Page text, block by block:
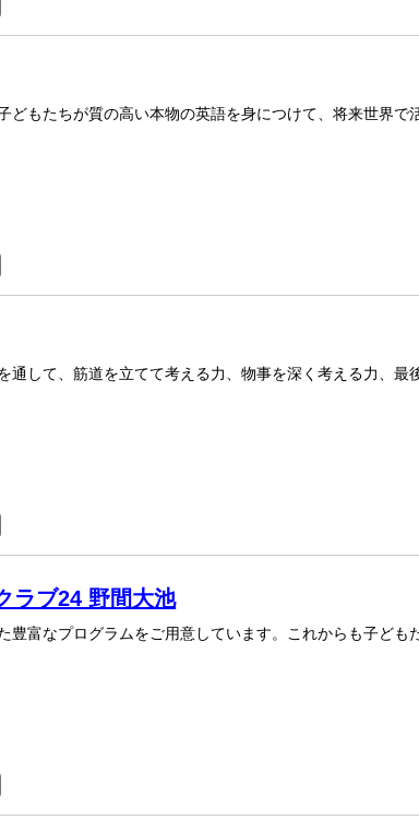
どもたちが質の高い本物の英語を身につけて、将来世界で
通して、筋道を立てて考える力、物事を深く考える力、最
ラブ24 野間大池
豊富なプログラムをご用意しています。これからも子ども